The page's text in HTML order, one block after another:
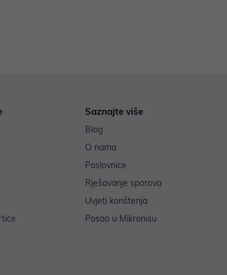
Saznajte više
Blog
O nama
Poslovnice
Rješavanje sporova
Uvjeti korištenja
Posao u Mikronisu